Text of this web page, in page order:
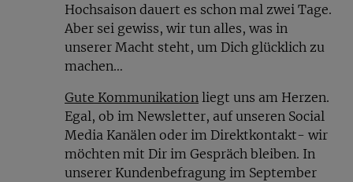
Hochsaison dauert es schon mal zwei Tage.
Aber sei gewiss, wir tun alles, was in
unserer Macht steht, um Dich glücklich zu
machen…
Gute Kommunikation liegt uns am Herzen.
Egal, ob im Newsletter, auf unseren Social
Media Kanälen oder im Direktkontakt- wir
möchten mit Dir im Gespräch bleiben. In
unserer Kundenbefragung im September